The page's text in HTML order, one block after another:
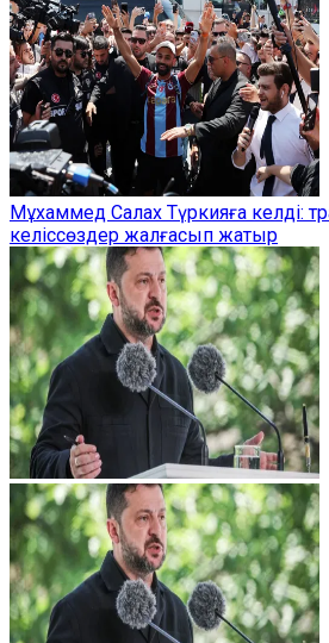
Мұхаммед Салах Түркияға келді:
келіссөздер жалғасып жатыр